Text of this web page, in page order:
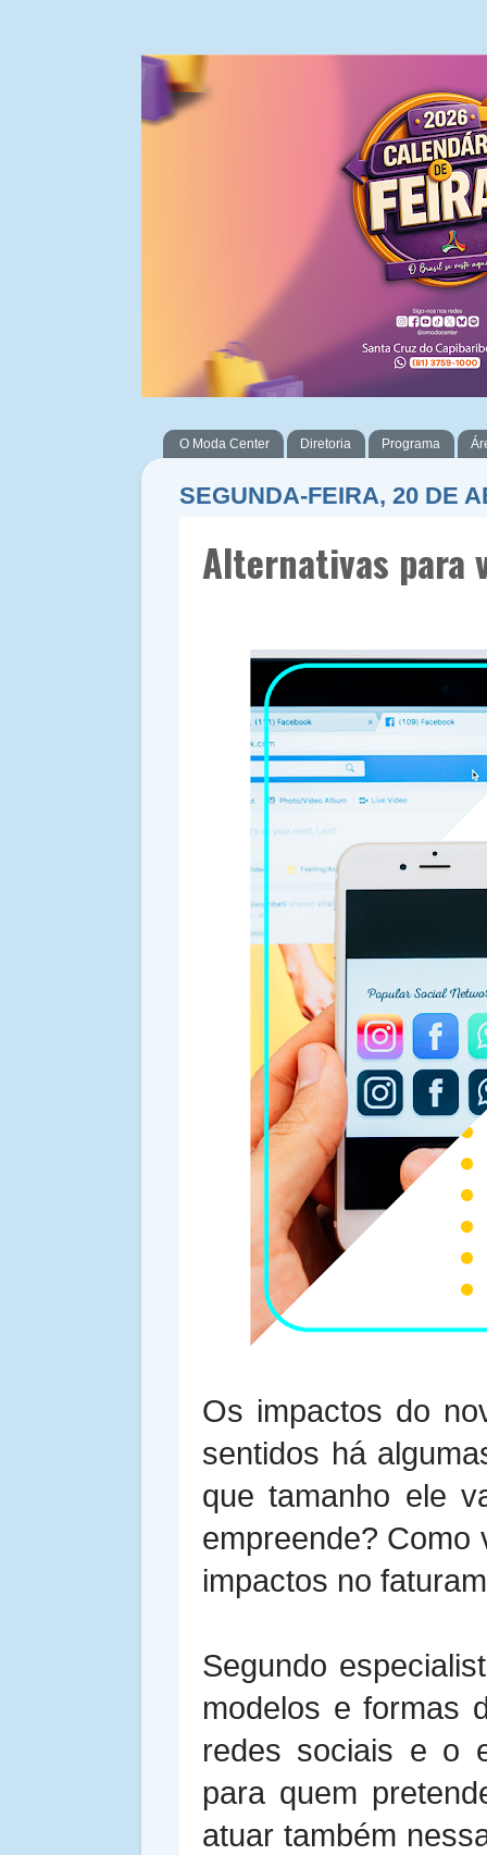
O Moda Center Diretoria Programa
SEGUNDA-FEIRA, 20 DE
Alternativas para
Os impactos do
sentidos há
que tamanho ele
empreende? Como
impactos no
Segundo
modelos e formas
redes sociais e o
para quem
atuar também